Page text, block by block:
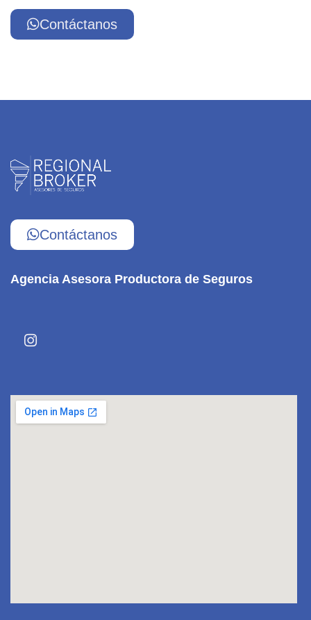
Contáctanos
Contáctanos
Agencia Asesora Productora de Seguros